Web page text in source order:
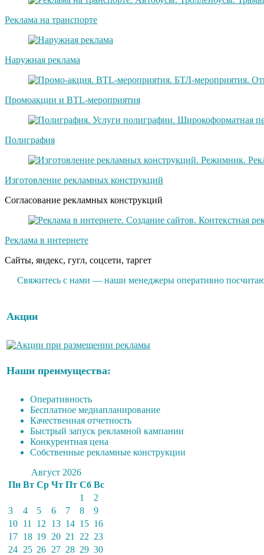
Реклама на транспорте
Наружная реклама
Промоакции и BTL-мероприятия
Полиграфия
Изготовление рекламных конструкций
Согласование рекламных конструкций
Реклама в интернете
Сайты, яндекс, гугл, соцсети, таргет
Свяжитесь с нами — наши менеджеры оперативно
Акции
Наши преимущества:
Оперативность
Бесплатное медиапланирование
Качественная отчетность
Быстрый запуск рекламной кампании
Конкурентная цена
Собственные рекламные конструкции
Август 2026
Пн Вт Ср Чт Пт Сб Вс
1
2
3
4 5 6 7 8
9
10 11 12 13 14 15 16
17 18 19 20 21 22 23
24 25 26 27 28 29 30